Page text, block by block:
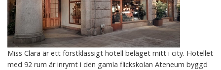
Miss Clara är ett förstklassigt hotell beläget mitt i city. Hotellet
med 92 rum är inrymt i den gamla flickskolan Ateneum byggd